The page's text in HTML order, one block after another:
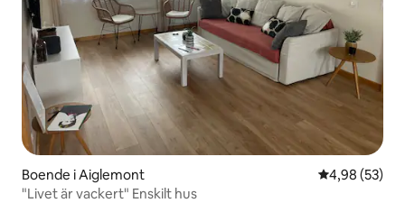
Boende i Aiglemont 4,98 av 5 i
4,98 (53)
"Livet är vackert" Enskilt hus